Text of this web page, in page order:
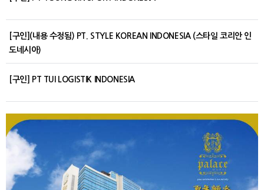
[구인](내용 수정됨) PT. STYLE KOREAN INDONESIA (스타일 코리안 인
도네시아)
[구인] PT TUI LOGISTIK INDONESIA